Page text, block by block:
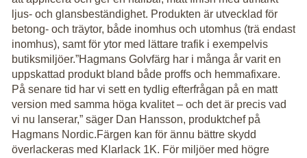
ljus- och glansbeständighet. Produkten är utvecklad för
betong- och träytor, både inomhus och utomhus (trä endast
inomhus), samt för ytor med lättare trafik i exempelvis
butiksmiljöer.”Hagmans Golvfärg har i många år varit en
uppskattad produkt bland både proffs och hemmafixare.
På senare tid har vi sett en tydlig efterfrågan på en matt
version med samma höga kvalitet – och det är precis vad
vi nu lanserar,” säger Dan Hansson, produktchef på
Hagmans Nordic.Färgen kan för ännu bättre skydd
överlackeras med Klarlack 1K. För miljöer med högre